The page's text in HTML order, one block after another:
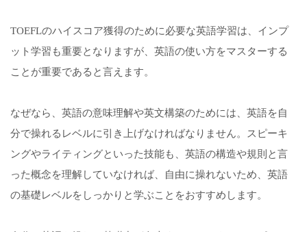
TOEFLのハイスコア獲得のために必要な英語学習は、インプ
ット学習も重要となりますが、英語の使い方をマスターする
ことが重要であると言えます。
なぜなら、英語の意味理解や英文構築のためには、英語を自
分で操れるレベルに引き上げなければなりません。スピーキ
ングやライティングといった技能も、英語の構造や規則と言
った概念を理解していなければ、自由に操れないため、英語
の基礎レベルをしっかりと学ぶことをおすすめします。